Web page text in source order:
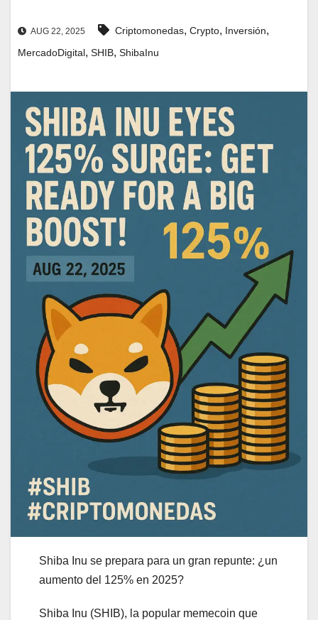
AUG 22, 2025 Criptomonedas, Crypto, Inversión,
MercadoDigital, SHIB, ShibaInu
Shiba Inu se prepara para un gran repunte: ¿un
aumento del 125% en 2025?
Shiba Inu (SHIB), la popular memecoin que